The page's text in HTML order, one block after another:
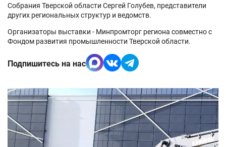
Собрания Тверской области Сергей Голубев, представители
других региональных структур и ведомств.
Организаторы выставки - Минпромторг региона совместно с
Фондом развития промышленности Тверской области.
Подпишитесь на нас